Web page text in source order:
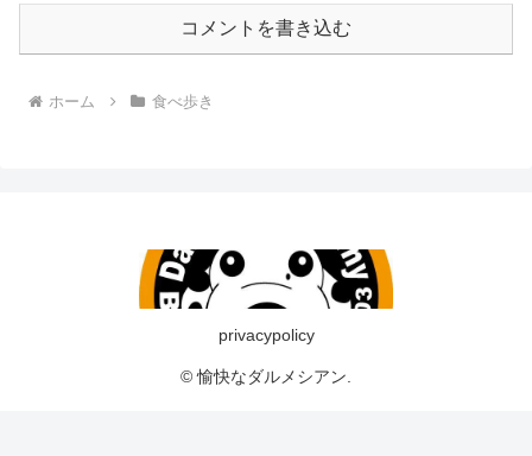
コメントを書き込む
ホーム 食べ歩き
privacypolicy
© 愉快なダルメシアン.